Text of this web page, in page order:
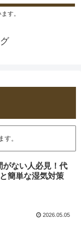
す。
。
がない人必見！代
簡単な湿気対策
2026.05.05